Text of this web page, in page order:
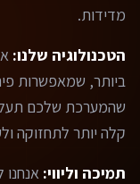
מדידות.
הטכנולוגיה שלנו:
שהמערכת שלכם
קלה יותר לתחזוקה
תמיכה וליווי: אנחנו